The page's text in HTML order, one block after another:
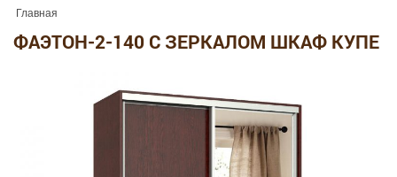
Главная
ФАЭТОН-2-140 С ЗЕРКАЛОМ ШКАФ КУПЕ